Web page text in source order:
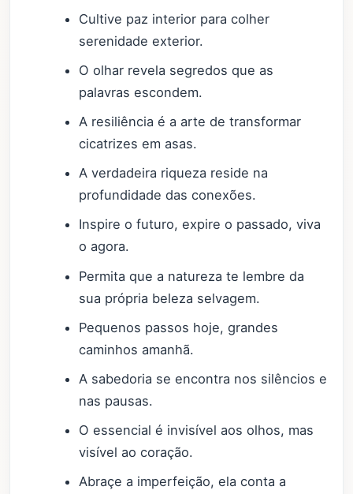
Cultive paz interior para colher
serenidade exterior.
O olhar revela segredos que as
palavras escondem.
A resiliência é a arte de transformar
cicatrizes em asas.
A verdadeira riqueza reside na
profundidade das conexões.
Inspire o futuro, expire o passado, viva
o agora.
Permita que a natureza te lembre da
sua própria beleza selvagem.
Pequenos passos hoje, grandes
caminhos amanhã.
A sabedoria se encontra nos silêncios e
nas pausas.
O essencial é invisível aos olhos, mas
visível ao coração.
Abraçe a imperfeição, ela conta a